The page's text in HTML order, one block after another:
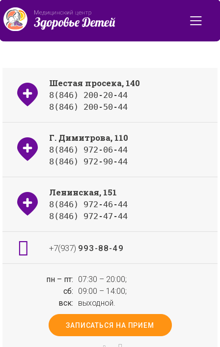
Шестая просека, 140
8(846) 200-20-44
8(846) 200-50-44
Г. Димитрова, 110
8(846) 972-06-44
8(846) 972-90-44
Ленинская, 151
8(846) 972-46-44
8(846) 972-47-44
+7(937) 993-88-49
пн – пт:
07:30 – 20:00;
сб:
09:00 – 14:00;
вск:
выходной.
ЗАПИСАТЬСЯ НА ПРИЕМ